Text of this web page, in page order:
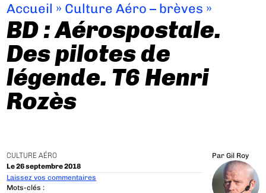
Accueil » Culture Aéro – brèves »
BD : Aérospostale.
Des pilotes de
légende. T6 Henri
Rozès
CULTURE AÉRO
Le 26 septembre 2018
Par Gil Roy
Laissez vos commentaires
Mots-clés :